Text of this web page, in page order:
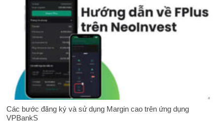
Các bước đăng ký và sử dụng Margin cao trên ứng dụng
VPBankS